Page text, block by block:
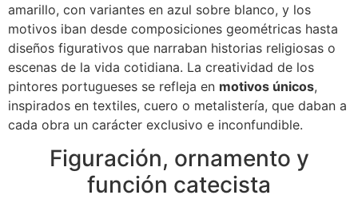
amarillo, con variantes en azul sobre blanco, y los
motivos iban desde composiciones geométricas hasta
diseños figurativos que narraban historias religiosas o
escenas de la vida cotidiana. La creatividad de los
pintores portugueses se refleja en motivos únicos,
inspirados en textiles, cuero o metalistería, que daban a
cada obra un carácter exclusivo e inconfundible.
Figuración, ornamento y
función catecista